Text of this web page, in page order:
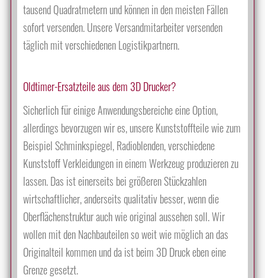
tausend Quadratmetern und können in den meisten Fällen
sofort versenden. Unsere Versandmitarbeiter versenden
täglich mit verschiedenen Logistikpartnern.
Oldtimer-Ersatzteile aus dem 3D Drucker?
Sicherlich für einige Anwendungsbereiche eine Option,
allerdings bevorzugen wir es, unsere Kunststoffteile wie zum
Beispiel Schminkspiegel, Radioblenden, verschiedene
Kunststoff Verkleidungen in einem Werkzeug produzieren zu
lassen. Das ist einerseits bei größeren Stückzahlen
wirtschaftlicher, anderseits qualitativ besser, wenn die
Oberflächenstruktur auch wie original aussehen soll. Wir
wollen mit den Nachbauteilen so weit wie möglich an das
Originalteil kommen und da ist beim 3D Druck eben eine
Grenze gesetzt.